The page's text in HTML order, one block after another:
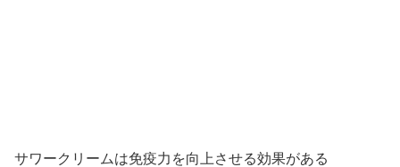
サワークリームは免疫力を向上させる効果がある